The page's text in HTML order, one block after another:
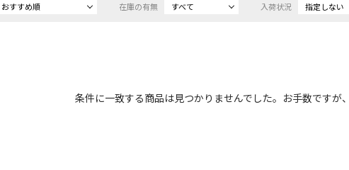
おすすめ順 在庫の有無 すべて 入荷状況 指定しない
条件に一致する商品は見つかりませんでした。お手数ですが